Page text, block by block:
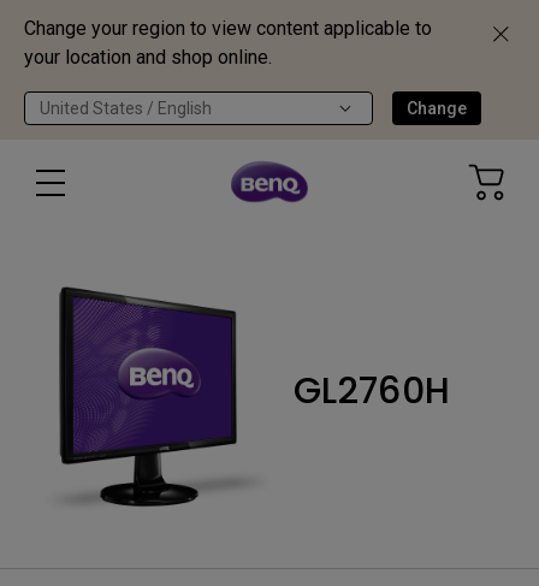
Change your region to view content applicable to
your location and shop online.
United States / English Change
GL2760H